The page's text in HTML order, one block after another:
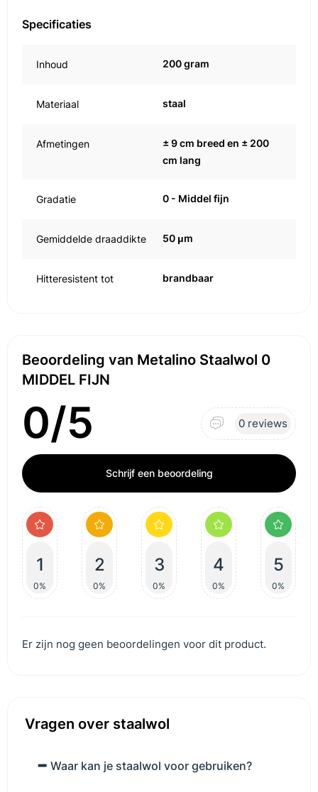
Specificaties
Inhoud 200 gram
Materiaal staal
Afmetingen
± 9 cm breed en ± 200
cm lang
Gradatie 0 - Middel fijn
Gemiddelde draaddikte 50 μm
Hitteresistent tot brandbaar
Beoordeling van Metalino Staalwol 0
MIDDEL FIJN
0/5 0 reviews
Schrijf een beoordeling
1
0%
2
0%
3
0%
4
0%
5
0%
Er zijn nog geen beoordelingen voor dit product.
Vragen over staalwol
Waar kan je staalwol voor gebruiken?